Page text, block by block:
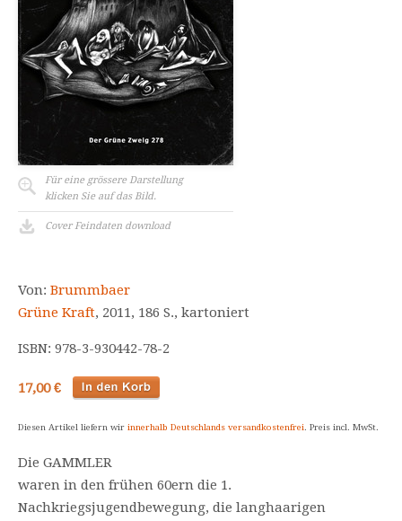
Für eine grössere Darstellung
klicken Sie auf das Bild.
Cover Feindaten download
Von: Brummbaer
Grüne Kraft, 2011, 186 S., kartoniert
ISBN: 978-3-930442-78-2
17,00 €
Diesen Artikel liefern wir innerhalb Deutschlands versandkostenfrei. Preis incl. MwSt.
Die GAMMLER
waren in den frühen 60ern die 1.
Nachkriegsjugendbewegung, die langhaarigen